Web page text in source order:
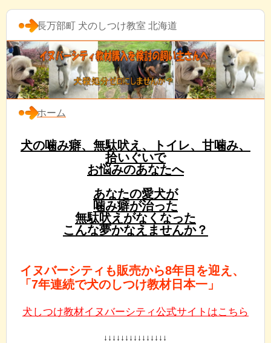
長万部町 犬のしつけ教室 北海道
ホーム
犬の噛み癖、無駄吠え、トイレ、甘噛み、
拾いぐいで
お悩みのあなたへ
あなたの愛犬が
噛み癖が治った
無駄吠えがなくなった
こんな夢かなえませんか？
イヌバーシティも販売から8年目を迎え、
「7年連続で犬のしつけ教材日本一」
犬しつけ教材イヌバーシティ公式サイトはこちら
↓↓↓↓↓↓↓↓↓↓↓↓↓↓↓